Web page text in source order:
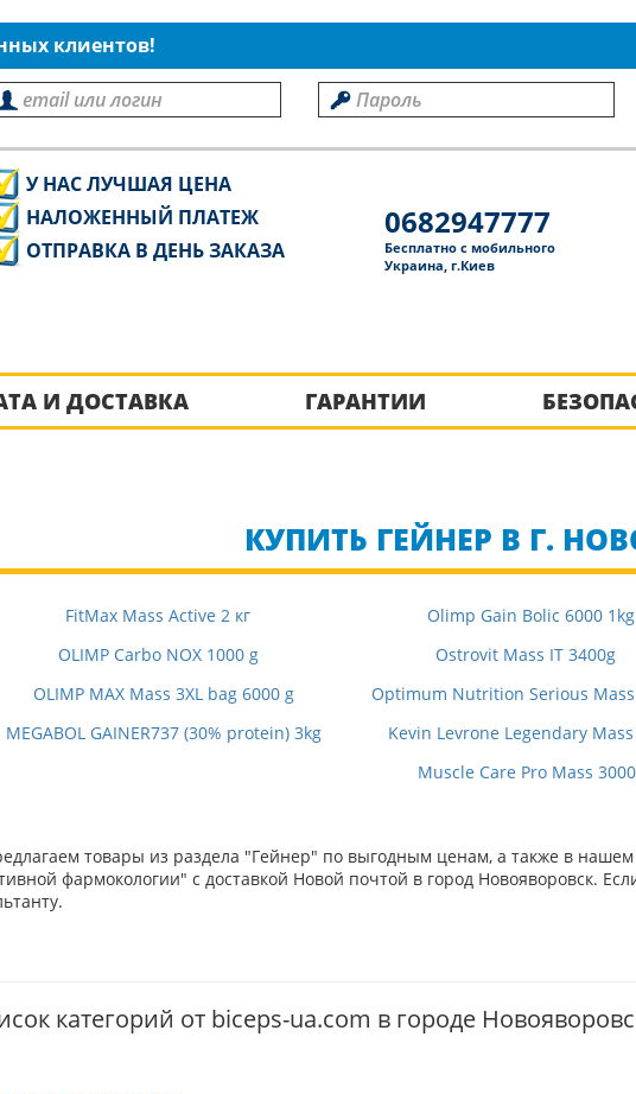
клиентов!
У НАС ЛУЧШАЯ ЦЕНА
НАЛОЖЕННЫЙ ПЛАТЕЖ
ОТПРАВКА В ДЕНЬ ЗАКАЗА
0682947777
Бесплатно с мобильного
Украина, г.Киев
И ДОСТАВКА ГАРАНТИИ
КУПИТЬ ГЕЙНЕР В Г.
FitMax Mass Active 2 кг Olimp Gain Bolic 6000 1kg
OLIMP Carbo NOX 1000 g
Ostrovit Mass IT 3400g
OLIMP MAX Mass 3XL bag 6000 g
Optimum Nutrition Serious Mass
MEGABOL GAINER737 (30% protein) 3kg
Kevin Levrone Legendary
Muscle Care Pro Mass
товары из раздела "Гейнер" по выгодным ценам, а также в
фармокологии" с доставкой Новой почтой в город Новояворовск.
категорий от biceps-ua.com в городе